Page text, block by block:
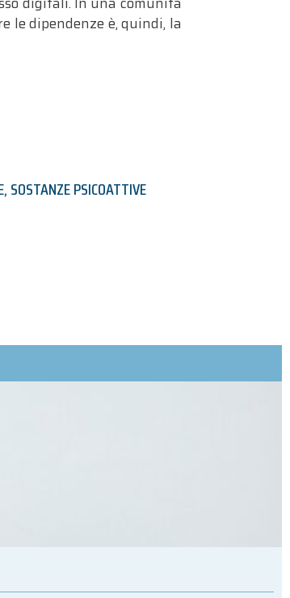
le dipendenze è, quindi, la
,SOSTANZE PSICOATTIVE